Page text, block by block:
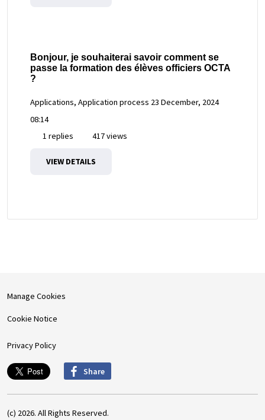
Bonjour, je souhaiterai savoir comment se
passe la formation des élèves officiers OCTA
?
Applications, Application process 23 December, 2024
08:14
1 replies
417 views
VIEW DETAILS
Manage Cookies
Cookie Notice
Privacy Policy
Share
(c) 2026. All Rights Reserved.